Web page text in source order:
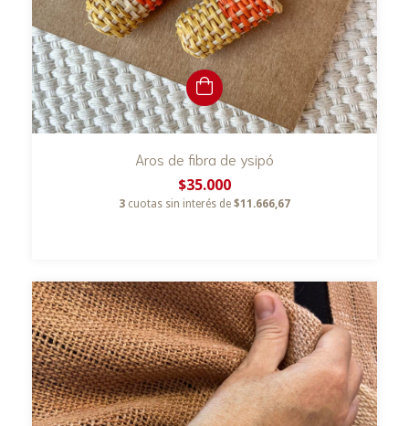
Aros de fibra de ysipó
$35.000
3 cuotas sin interés de $11.666,67